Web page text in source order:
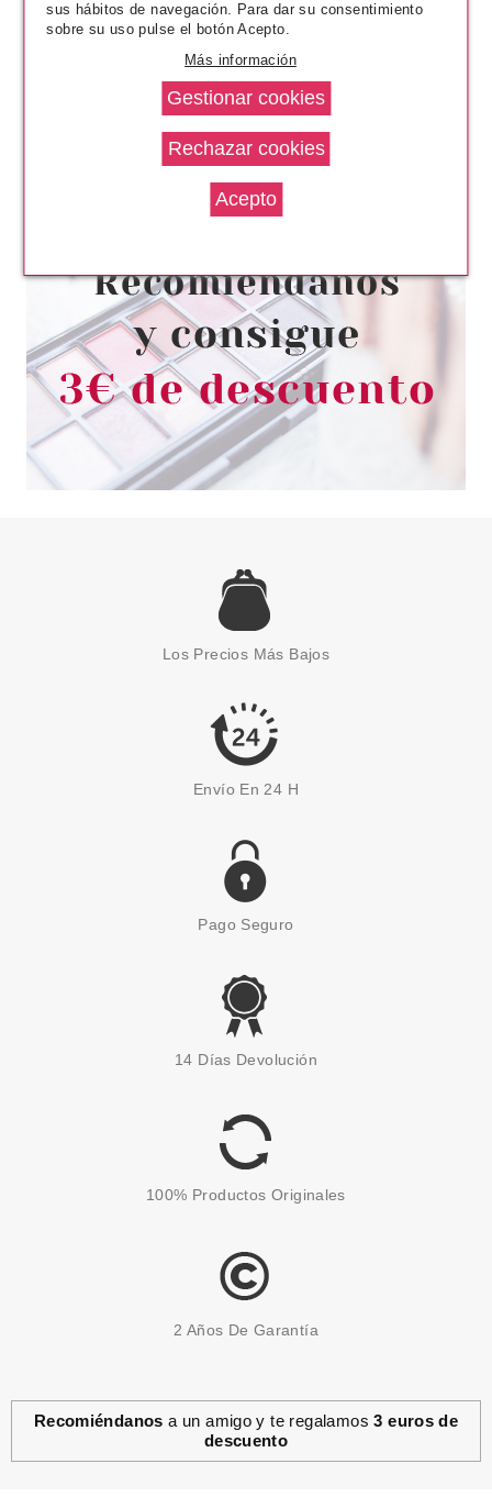
SEBASTIAN PROFESSIONAL
SEBASTIAN COLOR IGNITE
MONO SHAMPOO 50 ML
-76% 1.69€
SEBASTIAN PROFESSIONAL
SEBASTIAN HYDRE SHAMPOO
250 ML
11.75€
SEBASTIAN PROFESSIONAL
MULTITASKER GEL 3 EN 1 250
8.24€
SEBASTIAN PROFESSIONAL
Los Precios Más Bajos
Envío En 24 H
Pago Seguro
14 Días Devolución
100% Productos Originales
2 Años De Garantía
Recomiéndanos a un amigo y te regalamos3 euros de
descuento
sus hábitos de navegación. Para dar su consentimiento
sobre su uso pulse el botón Acepto.
Más información